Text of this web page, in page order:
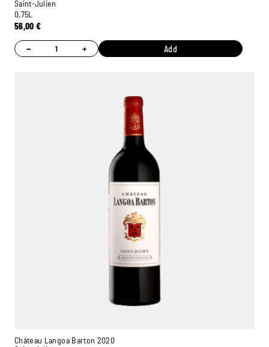
Saint-Julien
0,75L
56,00€
− + Add
Château Langoa Barton 2020